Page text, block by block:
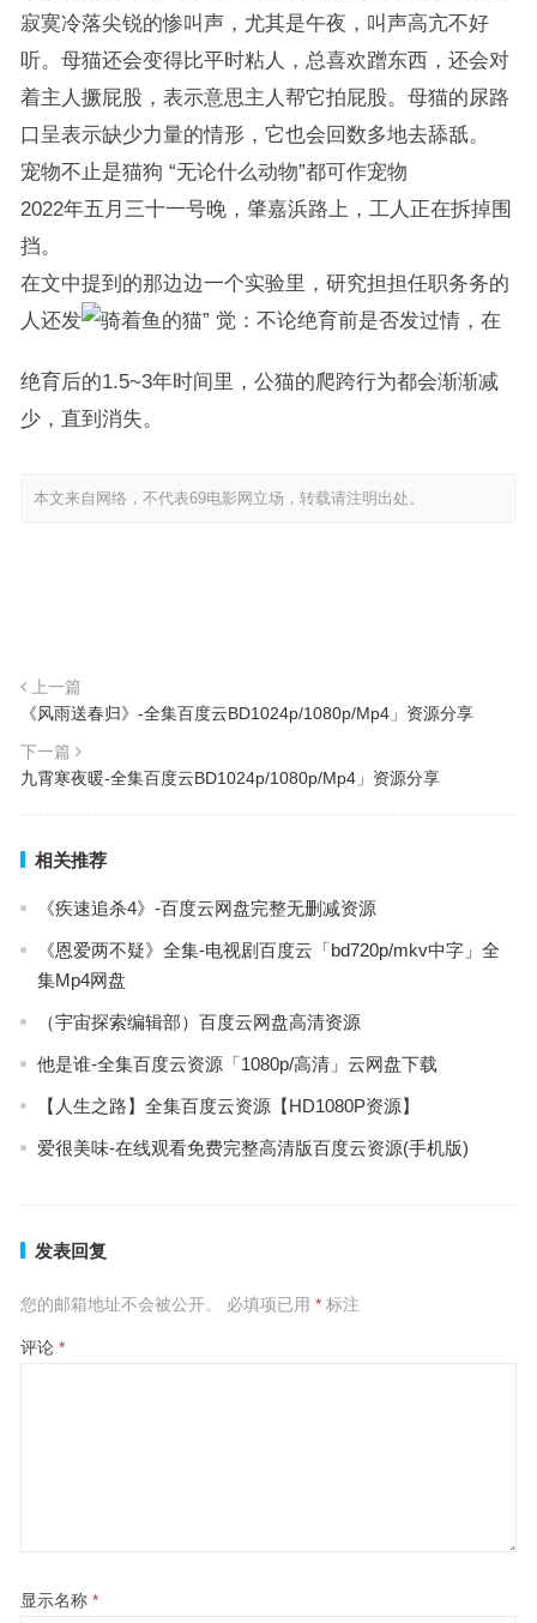
寂寞冷落尖锐的惨叫声，尤其是午夜，叫声高亢不好
听。母猫还会变得比平时粘人，总喜欢蹭东西，还会对
着主人撅屁股，表示意思主人帮它拍屁股。母猫的尿路
口呈表示缺少力量的情形，它也会回数多地去舔舐。
宠物不止是猫狗 “无论什么动物”都可作宠物
2022年五月三十一号晚，肇嘉浜路上，工人正在拆掉围
挡。
在文中提到的那边边一个实验里，研究担担任职务务的
人还发
觉：不论绝育前是否发过情，在
绝育后的1.5~3年时间里，公猫的爬跨行为都会渐渐减
少，直到消失。
本文来自网络，不代表69电影网立场，转载请注明出处。
上一篇
《风雨送春归》-全集百度云BD1024p/1080p/Mp4」资源分享
下一篇
九霄寒夜暖-全集百度云BD1024p/1080p/Mp4」资源分享
相关推荐
《疾速追杀4》-百度云网盘完整无删减资源
《恩爱两不疑》全集-电视剧百度云「bd720p/mkv中字」全
集Mp4网盘
（宇宙探索编辑部）百度云网盘高清资源
他是谁-全集百度云资源「1080p/高清」云网盘下载
【人生之路】全集百度云资源【HD1080P资源】
爱很美味-在线观看免费完整高清版百度云资源(手机版)
发表回复
您的邮箱地址不会被公开。 必填项已用 *标注
评论 *
显示名称 *